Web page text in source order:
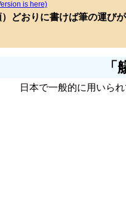
is here)
）どおりに書けば筆の運び
日本で一般的に用いら